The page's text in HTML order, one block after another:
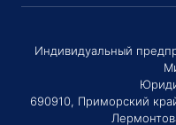
Индивидуальный
690910, Приморский